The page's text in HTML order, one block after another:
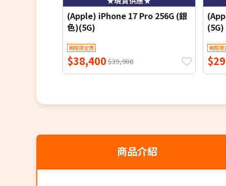
(Apple) iPhone 17 Pro 256G (銀
色)(5G)
網路限定價
$38,400 $39,900
(5G)
網路限
商品介紹